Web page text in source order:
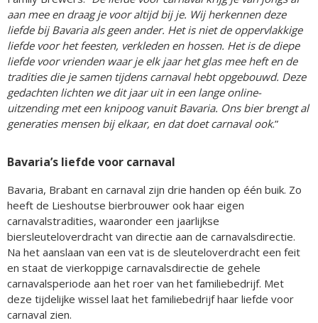
aan mee en draag je voor altijd bij je. Wij herkennen deze
liefde bij Bavaria als geen ander. Het is niet de oppervlakkige
liefde voor het feesten, verkleden en hossen. Het is de diepe
liefde voor vrienden waar je elk jaar het glas mee heft en de
tradities die je samen tijdens carnaval hebt opgebouwd. Deze
gedachten lichten we dit jaar uit in een lange online-
uitzending met een knipoog vanuit Bavaria. Ons bier brengt al
generaties mensen bij elkaar, en dat doet carnaval ook.”
Bavaria’s liefde voor carnaval
Bavaria, Brabant en carnaval zijn drie handen op één buik. Zo
heeft de Lieshoutse bierbrouwer ook haar eigen
carnavalstradities, waaronder een jaarlijkse
biersleuteloverdracht van directie aan de carnavalsdirectie.
Na het aanslaan van een vat is de sleuteloverdracht een feit
en staat de vierkoppige carnavalsdirectie de gehele
carnavalsperiode aan het roer van het familiebedrijf. Met
deze tijdelijke wissel laat het familiebedrijf haar liefde voor
carnaval zien.